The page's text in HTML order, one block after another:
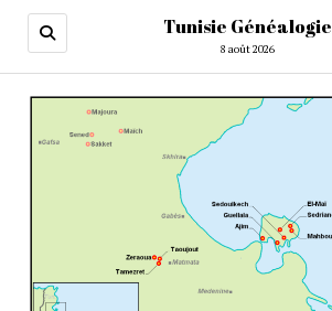
Tunisie Généalogie
8 août 2026